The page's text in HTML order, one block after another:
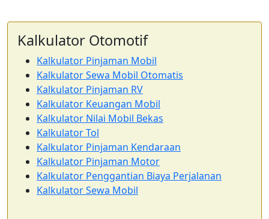
Kalkulator Otomotif
Kalkulator Pinjaman Mobil
Kalkulator Sewa Mobil Otomatis
Kalkulator Pinjaman RV
Kalkulator Keuangan Mobil
Kalkulator Nilai Mobil Bekas
Kalkulator Tol
Kalkulator Pinjaman Kendaraan
Kalkulator Pinjaman Motor
Kalkulator Penggantian Biaya Perjalanan
Kalkulator Sewa Mobil